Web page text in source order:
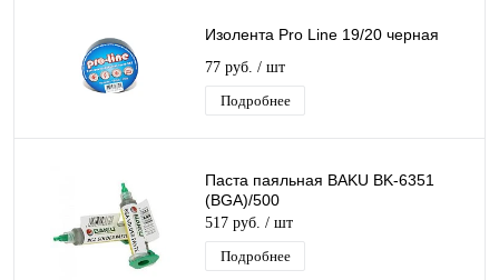
Изолента Pro Line 19/20 черная
77 руб. / шт
Подробнее
Паста паяльная BAKU BK-6351
(BGA)/500
517 руб. / шт
Подробнее